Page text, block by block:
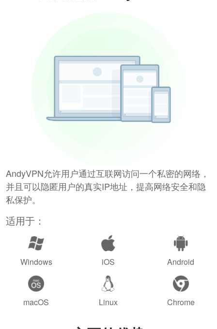
AndyVPN允许用户通过互联网访问一个私密的网络，
并且可以隐匿用户的真实IP地址，提高网络安全和隐
私保护。
适用于：
Windows iOS Android
macOS Linux Chrome